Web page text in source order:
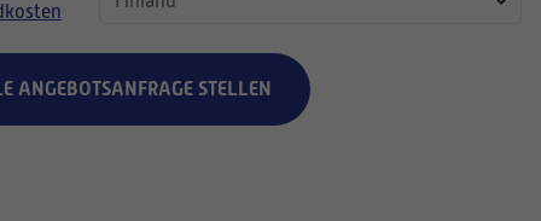
ANGEBOTSANFRAGE STELLEN